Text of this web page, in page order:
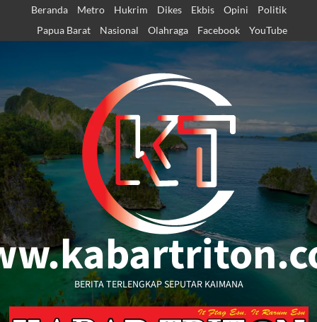
content
Beranda Metro Hukrim Dikes Ekbis Opini
Politik
Papua Barat
Nasional Olahraga Facebook YouTube
BERITA TERLENGKAP SEPUTAR KAIMANA